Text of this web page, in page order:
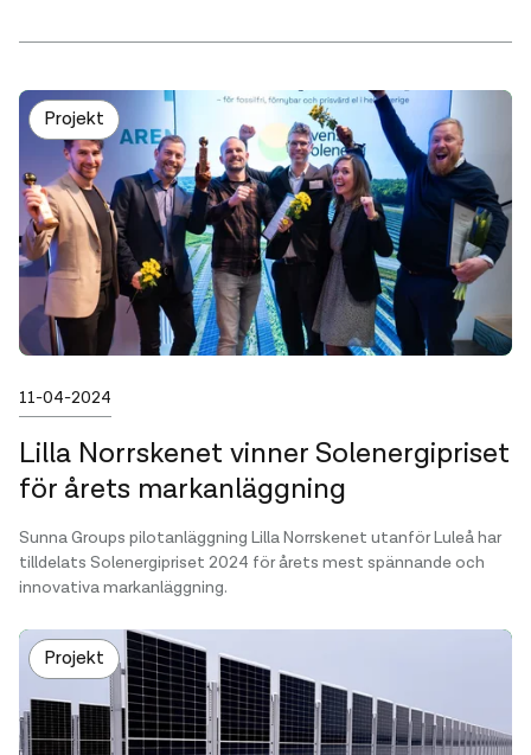
Projekt
Publicerad
11-04-2024
Lilla Norrskenet vinner Solenergipriset
för årets markanläggning
Sunna Groups pilotanläggning Lilla Norrskenet utanför Luleå har
tilldelats Solenergipriset 2024 för årets mest spännande och
innovativa markanläggning.
Projekt